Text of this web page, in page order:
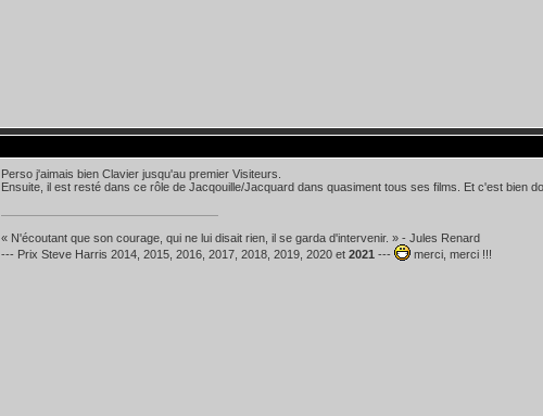
Perso j'aimais bien Clavier jusqu'au premier Visiteurs.
Ensuite, il est resté dans ce rôle de Jacqouille/Jacquard dans quasiment tous ses films. Et c'est bien
« N'écoutant que son courage, qui ne lui disait rien, il se garda d'intervenir. » - Jules Renard
--- Prix Steve Harris 2014, 2015, 2016, 2017, 2018, 2019, 2020 et 2021 --- merci, merci !!!